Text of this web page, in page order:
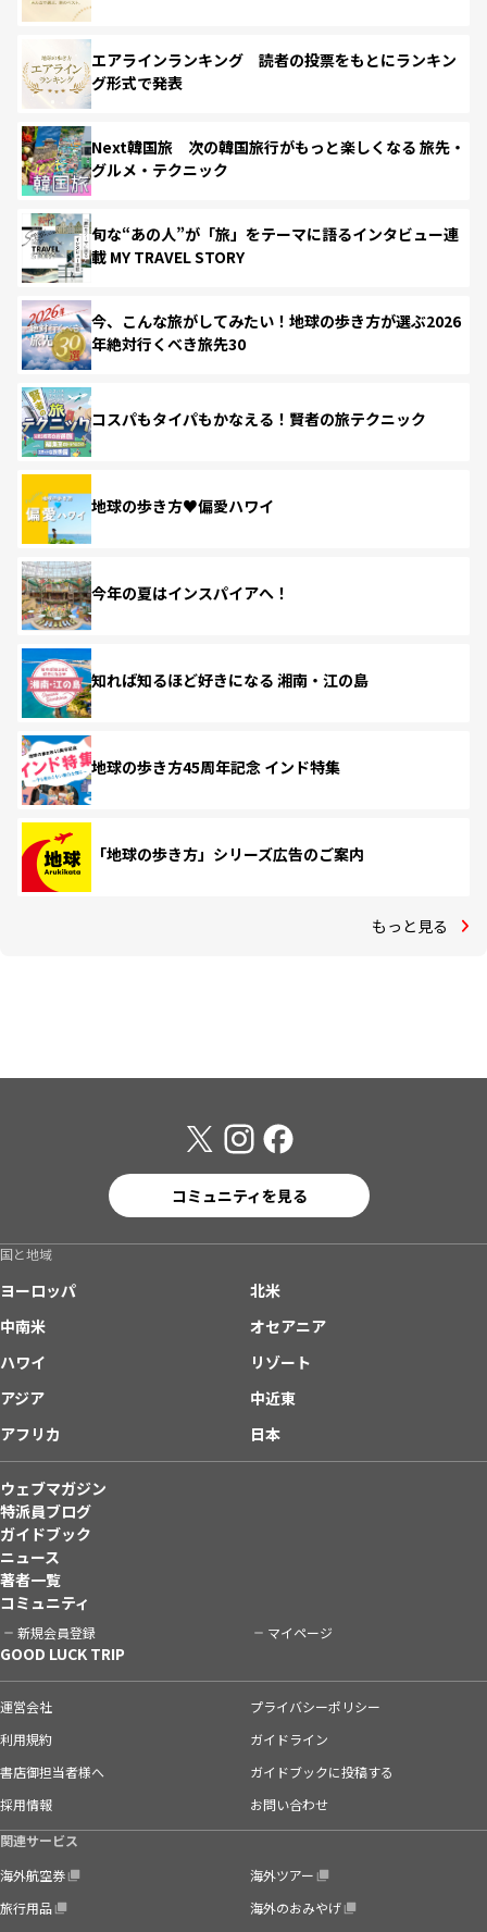
エアラインランキング 読者の投票をもとにランキン
グ形式で発表
Next韓国旅 次の韓国旅行がもっと楽しくなる 旅先・
グルメ・テクニック
旬な“あの人”が「旅」をテーマに語るインタビュー連
載 MY TRAVEL STORY
今、こんな旅がしてみたい！地球の歩き方が選ぶ2026
年絶対行くべき旅先30
コスパもタイパもかなえる！賢者の旅テクニック
地球の歩き方♥偏愛ハワイ
今年の夏はインスパイアへ！
知れば知るほど好きになる 湘南・江の島
地球の歩き方45周年記念 インド特集
「地球の歩き方」シリーズ広告のご案内
もっと見る
コミュニティを見る
国と地域
ヨーロッパ
北米
中南米
オセアニア
ハワイ
リゾート
アジア
中近東
アフリカ
日本
ウェブマガジン
特派員ブログ
ガイドブック
ニュース
著者一覧
コミュニティ
新規会員登録 マイページ
GOOD LUCK TRIP
運営会社
プライバシーポリシー
利用規約
ガイドライン
書店御担当者様へ
ガイドブックに投稿する
採用情報
お問い合わせ
関連サービス
海外航空券
海外ツアー
旅行用品
海外のおみやげ